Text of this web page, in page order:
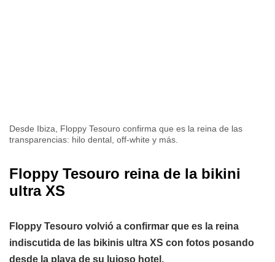
Desde Ibiza, Floppy Tesouro confirma que es la reina de las
transparencias: hilo dental, off-white y más.
Floppy Tesouro reina de la bikini
ultra XS
Floppy Tesouro volvió a confirmar que es la reina
indiscutida de las bikinis ultra XS con fotos posando
desde la playa de su lujoso hotel.